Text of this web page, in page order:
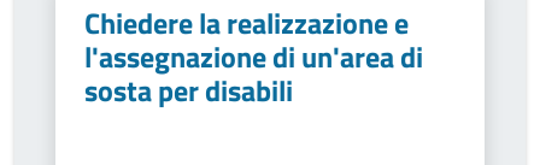
Chiedere la realizzazione e
l'assegnazione di un'area di
sosta per disabili